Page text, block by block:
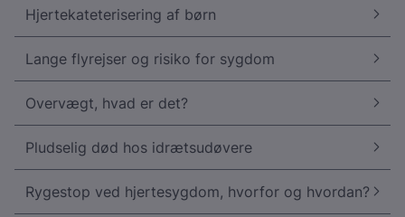
Hjertekateterisering af børn
Lange flyrejser og risiko for sygdom
Overvægt, hvad er det?
Pludselig død hos idrætsudøvere
Rygestop ved hjertesygdom, hvorfor og hvordan?